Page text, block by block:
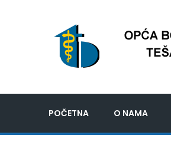
POČETNA O NAMA